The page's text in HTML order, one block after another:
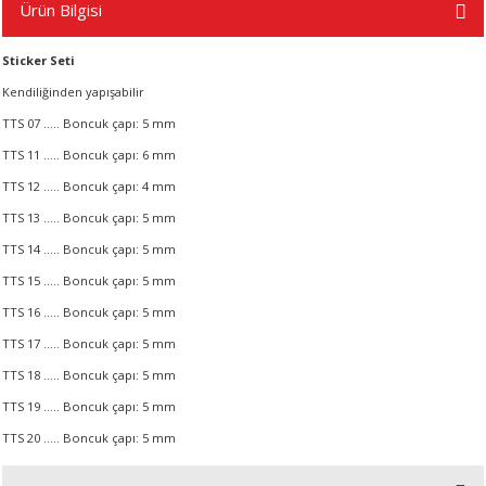
Ürün Bilgisi
Sticker Seti
Kendiliğinden yapışabilir
TTS 07 ..... Boncuk çapı: 5 mm
TTS 11 ..... Boncuk çapı: 6 mm
TTS 12 ..... Boncuk çapı: 4 mm
TTS 13 ..... Boncuk çapı: 5 mm
TTS 14 ..... Boncuk çapı: 5 mm
TTS 15 ..... Boncuk çapı: 5 mm
TTS 16 ..... Boncuk çapı: 5 mm
TTS 17 ..... Boncuk çapı: 5 mm
TTS 18 ..... Boncuk çapı: 5 mm
TTS 19 ..... Boncuk çapı: 5 mm
TTS 20 ..... Boncuk çapı: 5 mm